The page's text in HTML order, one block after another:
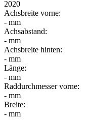
2020
Achsbreite vorne:
- mm
Achsabstand:
- mm
Achsbreite hinten:
- mm
Länge:
- mm
Raddurchmesser vorne:
- mm
Breite:
- mm